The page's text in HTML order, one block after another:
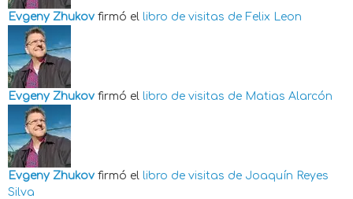
Evgeny Zhukov firmó el libro de visitas de Felix Leon
Evgeny Zhukov firmó el libro de visitas de Matias Alarcón
Evgeny Zhukov firmó el libro de visitas de Joaquín Reyes
Silva